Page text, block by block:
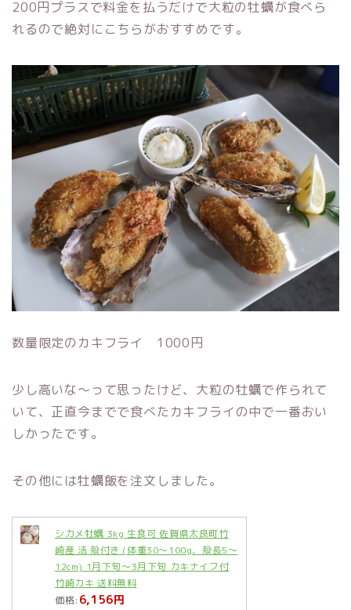
200円プラスで料金を払うだけで大粒の牡蠣が食べら
れるので絶対にこちらがおすすめです。
数量限定のカキフライ 1000円
少し高いな～って思ったけど、大粒の牡蠣で作られて
いて、正直今までで食べたカキフライの中で一番おい
しかったです。
その他には牡蠣飯を注文しました。
シカメ牡蠣 3kg 生食可 佐賀県太良町竹
崎産 活 殻付き (体重30〜100g、殻長5〜
12cm) 1月下旬〜3月下旬 カキナイフ付
竹崎カキ 送料無料
価格: 6,156円